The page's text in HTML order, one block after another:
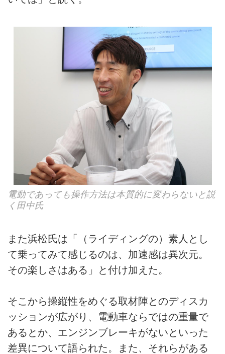
電動であっても操作方法は本質的に変わらないと説
く田中氏
また浜松氏は「（ライディングの）素人とし
て乗ってみて感じるのは、加速感は異次元。
その楽しさはある」と付け加えた。
そこから操縦性をめぐる取材陣とのディスカ
ッションが広がり、電動車ならではの重量で
あるとか、エンジンブレーキがないといった
差異について語られた。また、それらがある